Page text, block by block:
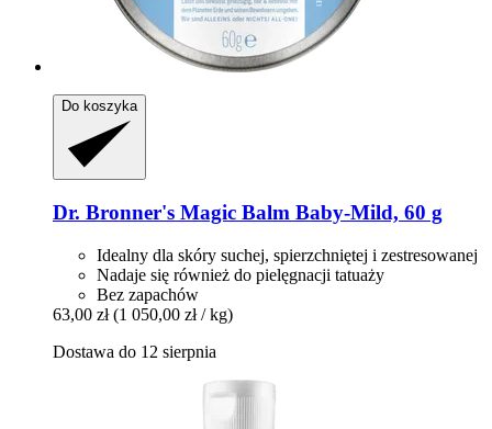
Do koszyka
Dr. Bronner's Magic Balm Baby-​Mild, 60 g
Idealny dla skóry suchej, spierzchniętej i zestresowanej
Nadaje się również do pielęgnacji tatuaży
Bez zapachów
63,00 zł (1 050,00 zł / kg)
Dostawa do 12 sierpnia